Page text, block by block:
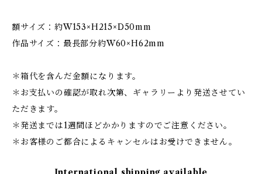
額サイズ：約W153×H215×D50mm
作品サイズ：最長部分約W60×H62mm
＊箱代を含んだ金額になります。
＊お支払いの確認が取れ次第、ギャラリーより発送させてい
ただきます。
＊発送までは1週間ほどかかりますのでご注意ください。
＊お客様のご都合によるキャンセルはお受けできません。